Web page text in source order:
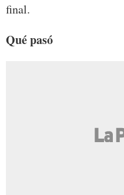
final.
Qué pasó